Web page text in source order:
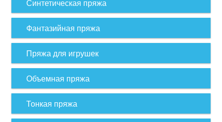
Синтетическая пряжа
Фантазийная пряжа
Пряжа для игрушек
Объемная пряжа
Тонкая пряжа